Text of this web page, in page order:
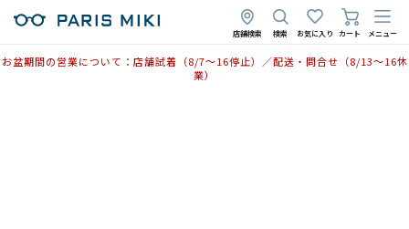
店舗検索 検索 お気に入り カート メニュー
お盆期間の営業について：店舗試着（8/7〜16停止）／配送・問合せ（8/13〜16休
業）